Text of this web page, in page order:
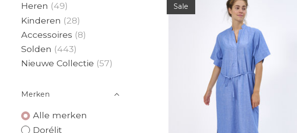
Heren (49)
Kinderen (28)
Accessoires (8)
Solden (443)
Nieuwe Collectie (57)
Merken
Alle merken
Dorélit
Sale